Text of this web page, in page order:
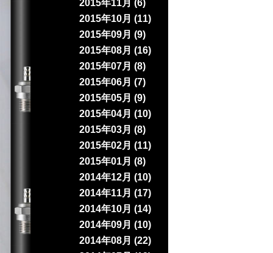
2015年11月 (6)
2015年10月 (11)
2015年09月 (9)
2015年08月 (16)
2015年07月 (8)
2015年06月 (7)
2015年05月 (9)
2015年04月 (10)
2015年03月 (8)
2015年02月 (11)
2015年01月 (8)
2014年12月 (10)
2014年11月 (17)
2014年10月 (14)
2014年09月 (10)
2014年08月 (22)